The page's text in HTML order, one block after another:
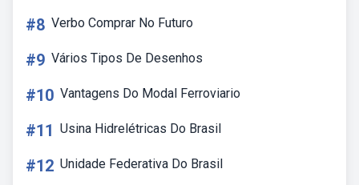
#8 Verbo Comprar No Futuro
#9 Vários Tipos De Desenhos
#10 Vantagens Do Modal Ferroviario
#11 Usina Hidrelétricas Do Brasil
#12 Unidade Federativa Do Brasil